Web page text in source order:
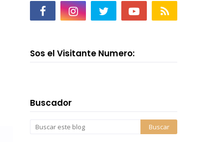
Sos el Visitante Numero:
Buscador